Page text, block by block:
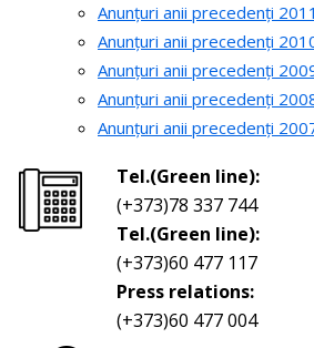
Anunțuri anii precedenți 2011
Anunțuri anii precedenți
Anunțuri anii precedenți
Anunțuri anii precedenți
Anunțuri anii precedenți
Tel.(Green line):
(+373)78 337 744
Tel.(Green line):
(+373)60 477 117
Press relations:
(+373)60 477 004